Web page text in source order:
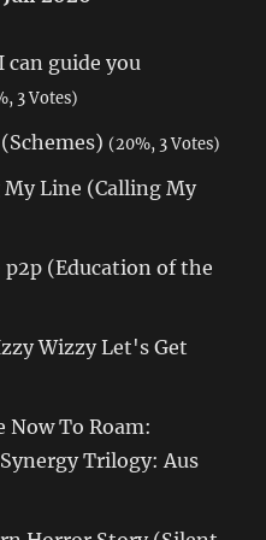
guide you
3 Votes)
(20%, 3 Votes)
Line (Calling My
(Education of the
Wizzy Let's Get
To Roam:
Trilogy: Aus